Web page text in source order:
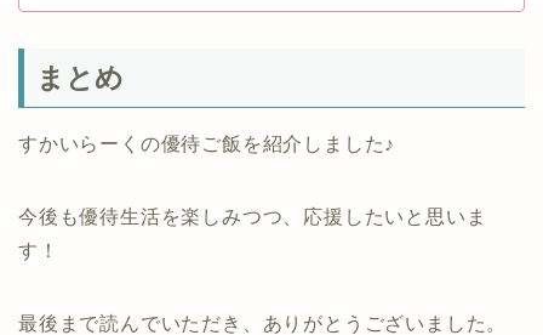
まとめ
すかいらーくの優待ご飯を紹介しました♪
今後も優待生活を楽しみつつ、応援したいと思いま
す！
最後まで読んでいただき、ありがとうございました。